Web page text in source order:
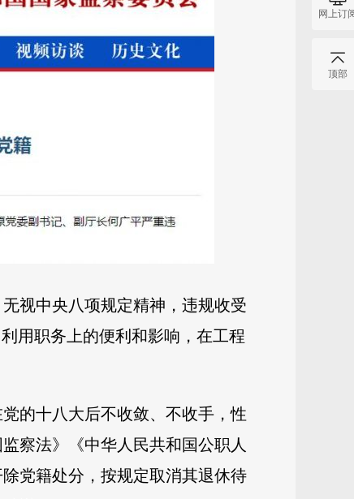
视中央八项规定精神，违规收受
用职务上的便利和影响，在工程
的十八大后不收敛、不收手，性
察法》《中华人民共和国公职人
党籍处分，按规定取消其退休待
网上订
顶部